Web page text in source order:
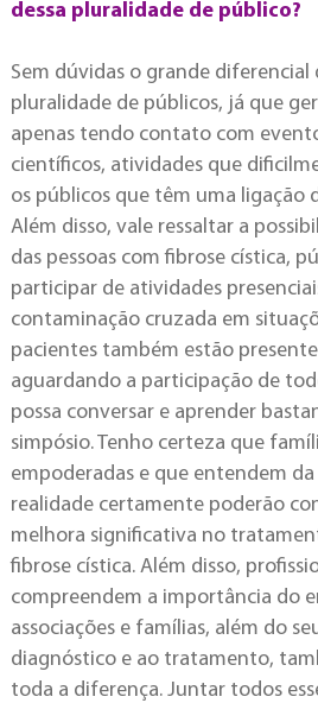
dessa pluralidade de público?
Sem dúvidas o grande diferencial
pluralidade de públicos, já que
apenas tendo contato com
científicos, atividades que
os públicos que têm uma ligação
Além disso, vale ressaltar a
das pessoas com fibrose cística,
participar de atividades
contaminação cruzada em
pacientes também estão
aguardando a participação de
possa conversar e aprender
simpósio. Tenho certeza que
empoderadas e que entendem da
realidade certamente poderão
melhora significativa no
fibrose cística. Além disso,
compreendem a importância do
associações e famílias, além do
diagnóstico e ao tratamento,
toda a diferença. Juntar todos